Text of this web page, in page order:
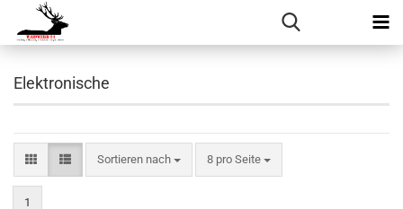
Elektronische
Sortieren nach
Sortieren nach 8 pro Seite
pro Seite
1